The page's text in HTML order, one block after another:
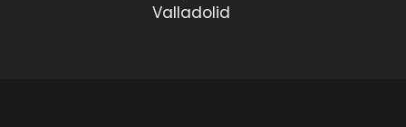
Valladolid